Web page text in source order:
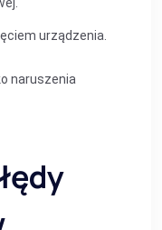
urządzenia.
naruszenia